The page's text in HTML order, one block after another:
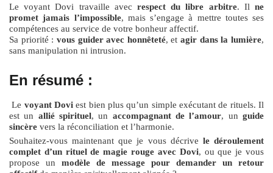
Le voyant Dovi travaille avec respect du libre arbitre. Ilne
promet jamais l’impossible, mais s’engage à mettre toutes ses
compétences au service de votre bonheur affectif.
Sa priorité : vous guider avec honnêteté, etagir dans la lumière,
sans manipulation ni intrusion.
En résumé :
Le voyant Dovi est bien plus qu’un simple exécutant de rituels. Il
est un allié spirituel, un accompagnant de l’amour, unguide
sincère vers la réconciliation et l’harmonie.
Souhaitez-vous maintenant que je vous décrive le déroulement
complet d’un rituel de magie rouge avec Dovi, ou que je vous
propose un modèle de message pour demander un retour